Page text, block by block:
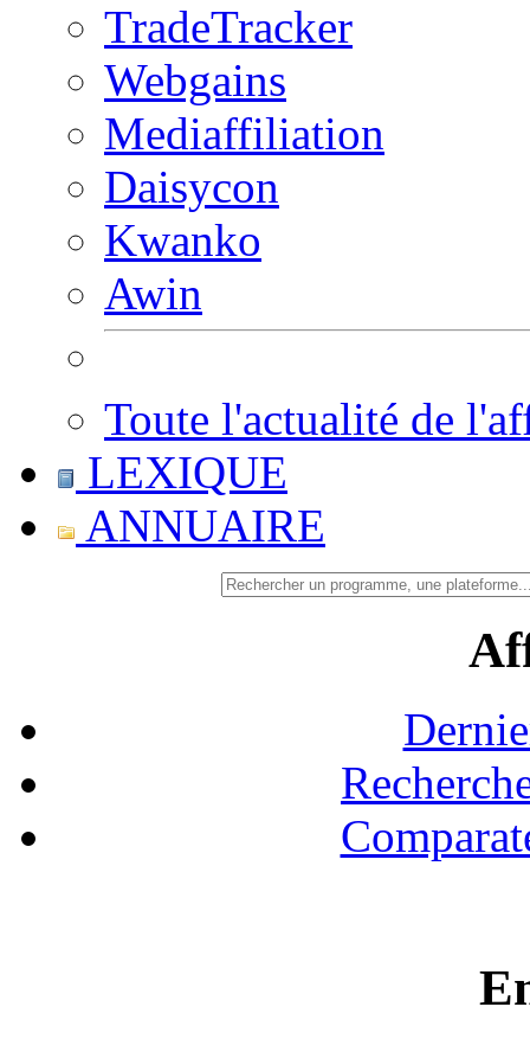
TradeTracker
Webgains
Mediaffiliation
Daisycon
Kwanko
Awin
Toute l'actualité de
LEXIQUE
ANNUAIRE